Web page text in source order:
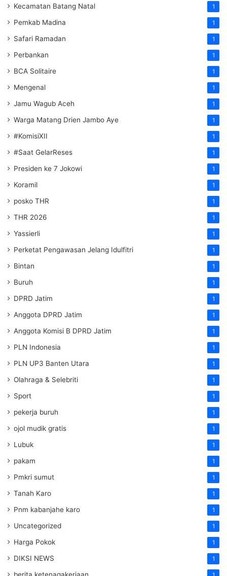
Kecamatan Batang Natal 1
Pemkab Madina 1
Safari Ramadan 1
Perbankan 1
BCA Solitaire 1
Mengenal 1
Jamu Wagub Aceh 1
Warga Matang Drien Jambo Aye 1
#KomisiXII 1
#Saat GelarReses 1
Presiden ke 7 Jokowi 1
Koramil 1
posko THR 1
THR 2026 1
Yassierli 1
Perketat Pengawasan Jelang Idulfitri 1
Bintan 1
Buruh 1
DPRD Jatim 1
Anggota DPRD Jatim 1
Anggota Komisi B DPRD Jatim 1
PLN Indonesia 1
PLN UP3 Banten Utara 1
Olahraga & Selebriti 1
Sport 1
pekerja buruh 1
ojol mudik gratis 1
Lubuk 1
pakam 1
Pmkri sumut 1
Tanah Karo 1
Pnm kabanjahe karo 1
Uncategorized 1
Harga Pokok 1
DIKSI NEWS 1